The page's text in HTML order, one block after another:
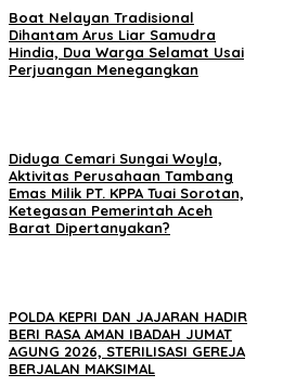
Boat Nelayan Tradisional
Dihantam Arus Liar Samudra
Hindia, Dua Warga Selamat Usai
Perjuangan Menegangkan
Diduga Cemari Sungai Woyla,
Aktivitas Perusahaan Tambang
Emas Milik PT. KPPA Tuai Sorotan,
Ketegasan Pemerintah Aceh
Barat Dipertanyakan?
POLDA KEPRI DAN JAJARAN HADIR
BERI RASA AMAN IBADAH JUMAT
AGUNG 2026, STERILISASI GEREJA
BERJALAN MAKSIMAL